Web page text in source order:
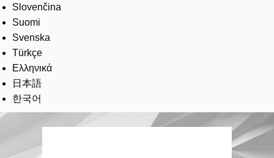
Slovenčina
Suomi
Svenska
Türkçe
Ελληνικά
日本語
한국어